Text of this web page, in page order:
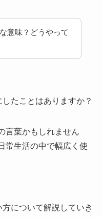
意味？どうやって
たことはありますか？
言葉かもしれません
常生活の中で幅広く使
方について解説していき